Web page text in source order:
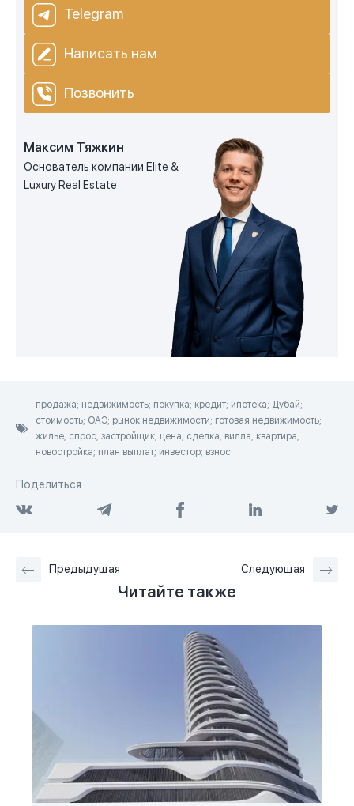
Telegram
Написать нам
Позвонить
Максим Тяжкин
Основатель компании Elite &
Luxury Real Estate
продажа; недвижимость; покупка; кредит; ипотека; Дубай;
стоимость; ОАЭ; рынок недвижимости; готовая недвижимость;
жилье; спрос; застройщик; цена; сделка; вилла; квартира;
новостройка; план выплат; инвестор; взнос
Поделиться
Предыдущая Следующая
Читайте также